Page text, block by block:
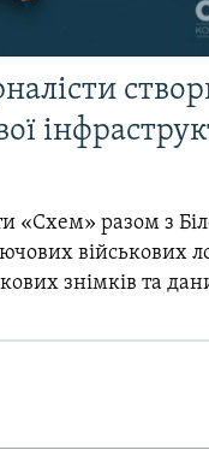
«Схем» разом з
військових
знімків та